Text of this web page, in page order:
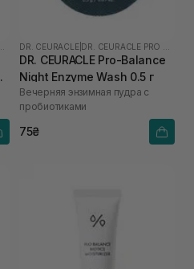
DR. CEURACLE
DR. CEURACLE Pro-Balance
Night Enzyme Wash 0.5 г
Вечерняя энзимная пудра с
пробиотиками
75₴